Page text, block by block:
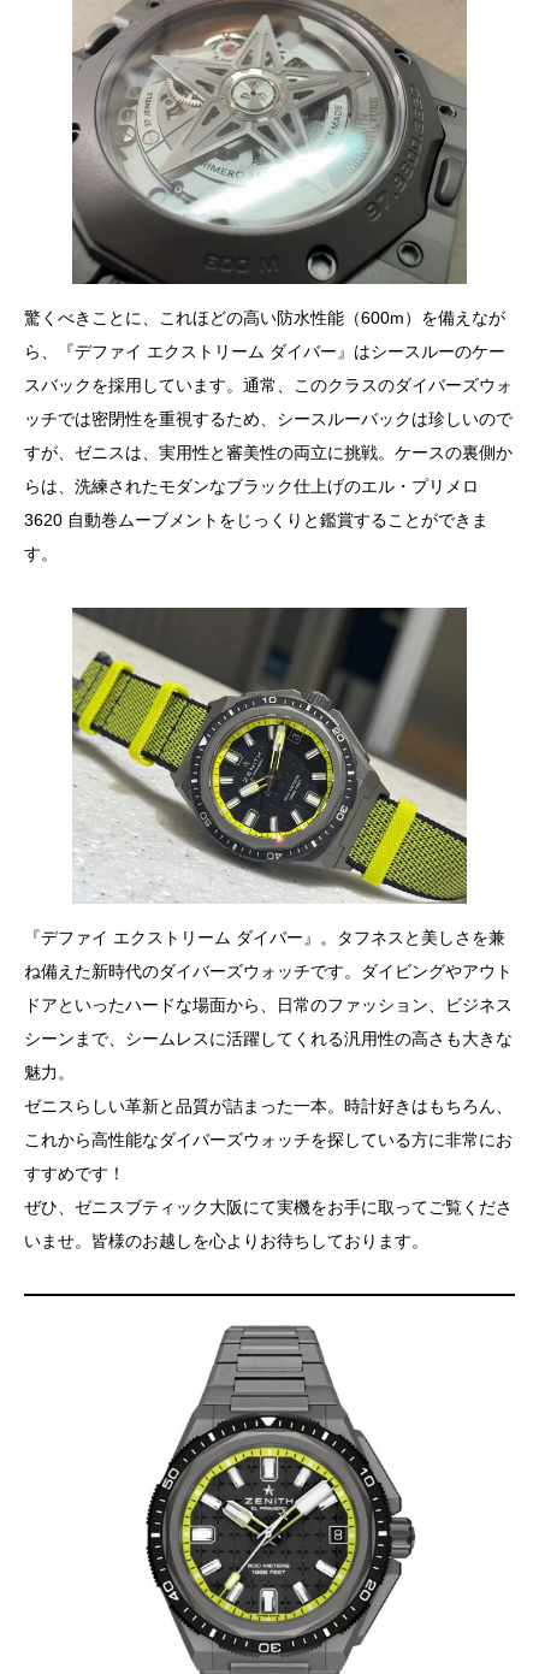
驚くべきことに、これほどの高い防水性能（600m）を備えなが
ら、『デファイ エクストリーム ダイバー』はシースルーのケー
スバックを採用しています。通常、このクラスのダイバーズウォ
ッチでは密閉性を重視するため、シースルーバックは珍しいので
すが、ゼニスは、実用性と審美性の両立に挑戦。ケースの裏側か
らは、洗練されたモダンなブラック仕上げのエル・プリメロ
3620 自動巻ムーブメントをじっくりと鑑賞することができま
す。
『デファイ エクストリーム ダイバー』。タフネスと美しさを兼
ね備えた新時代のダイバーズウォッチです。ダイビングやアウト
ドアといったハードな場面から、日常のファッション、ビジネス
シーンまで、シームレスに活躍してくれる汎用性の高さも大きな
魅力。
ゼニスらしい革新と品質が詰まった一本。時計好きはもちろん、
これから高性能なダイバーズウォッチを探している方に非常にお
すすめです！
ぜひ、ゼニスブティック大阪にて実機をお手に取ってご覧くださ
いませ。皆様のお越しを心よりお待ちしております。